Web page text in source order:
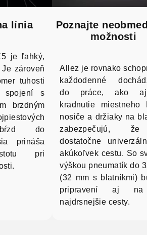
línia
je ľahký,
zároveň
tuhosti
spojení s
brzdným
bŕzd do
prináša
pri
Poznajte
možnosti
Allez je rovnako
každodenné
do práce, ako
kradnutie miestneho
nosiče a držiaky na
zabezpečujú,
dostatočne
akúkoľvek cestu. So
výškou pneumatík do
(32 mm s blatníkmi)
pripravení aj
najdrsnejšie cesty.